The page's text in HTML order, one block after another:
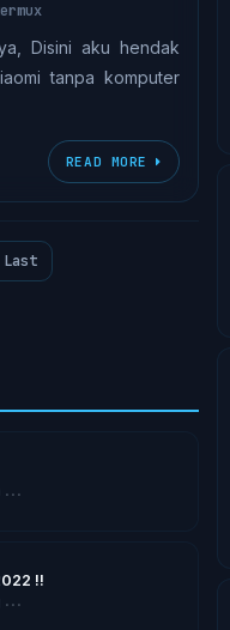
Disini aku hendak
tanpa komputer
READ MORE
Last
!!